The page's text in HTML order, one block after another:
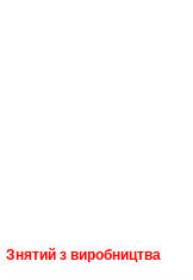
Знятий з виробництва